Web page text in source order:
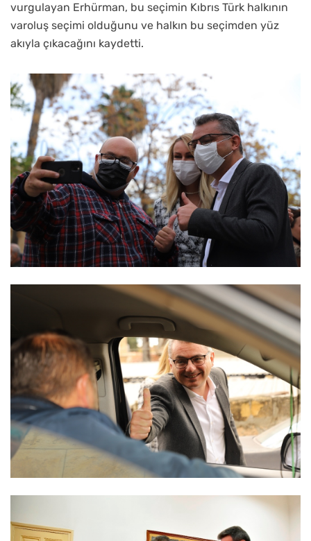
vurgulayan Erhürman, bu seçimin Kıbrıs Türk halkının
varoluş seçimi olduğunu ve halkın bu seçimden yüz
akıyla çıkacağını kaydetti.